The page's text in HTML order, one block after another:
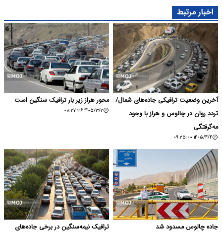
اخبار مرتبط
آخرین وضعیت ترافیکی جاده‌های شمال/
تردد روان در چالوس و هراز با وجود
مه‌گرفتگی
۱۴۰۵/۴/۴ ۰۹:۲۵:۰۰
محور هراز زیر بار ترافیک سنگین است
۱۴۰۵/۳/۲ ۰۸:۲۷:۳۶
جاده چالوس مسدود شد ترافیک نیمه‌سنگین در برخی جاده‌های